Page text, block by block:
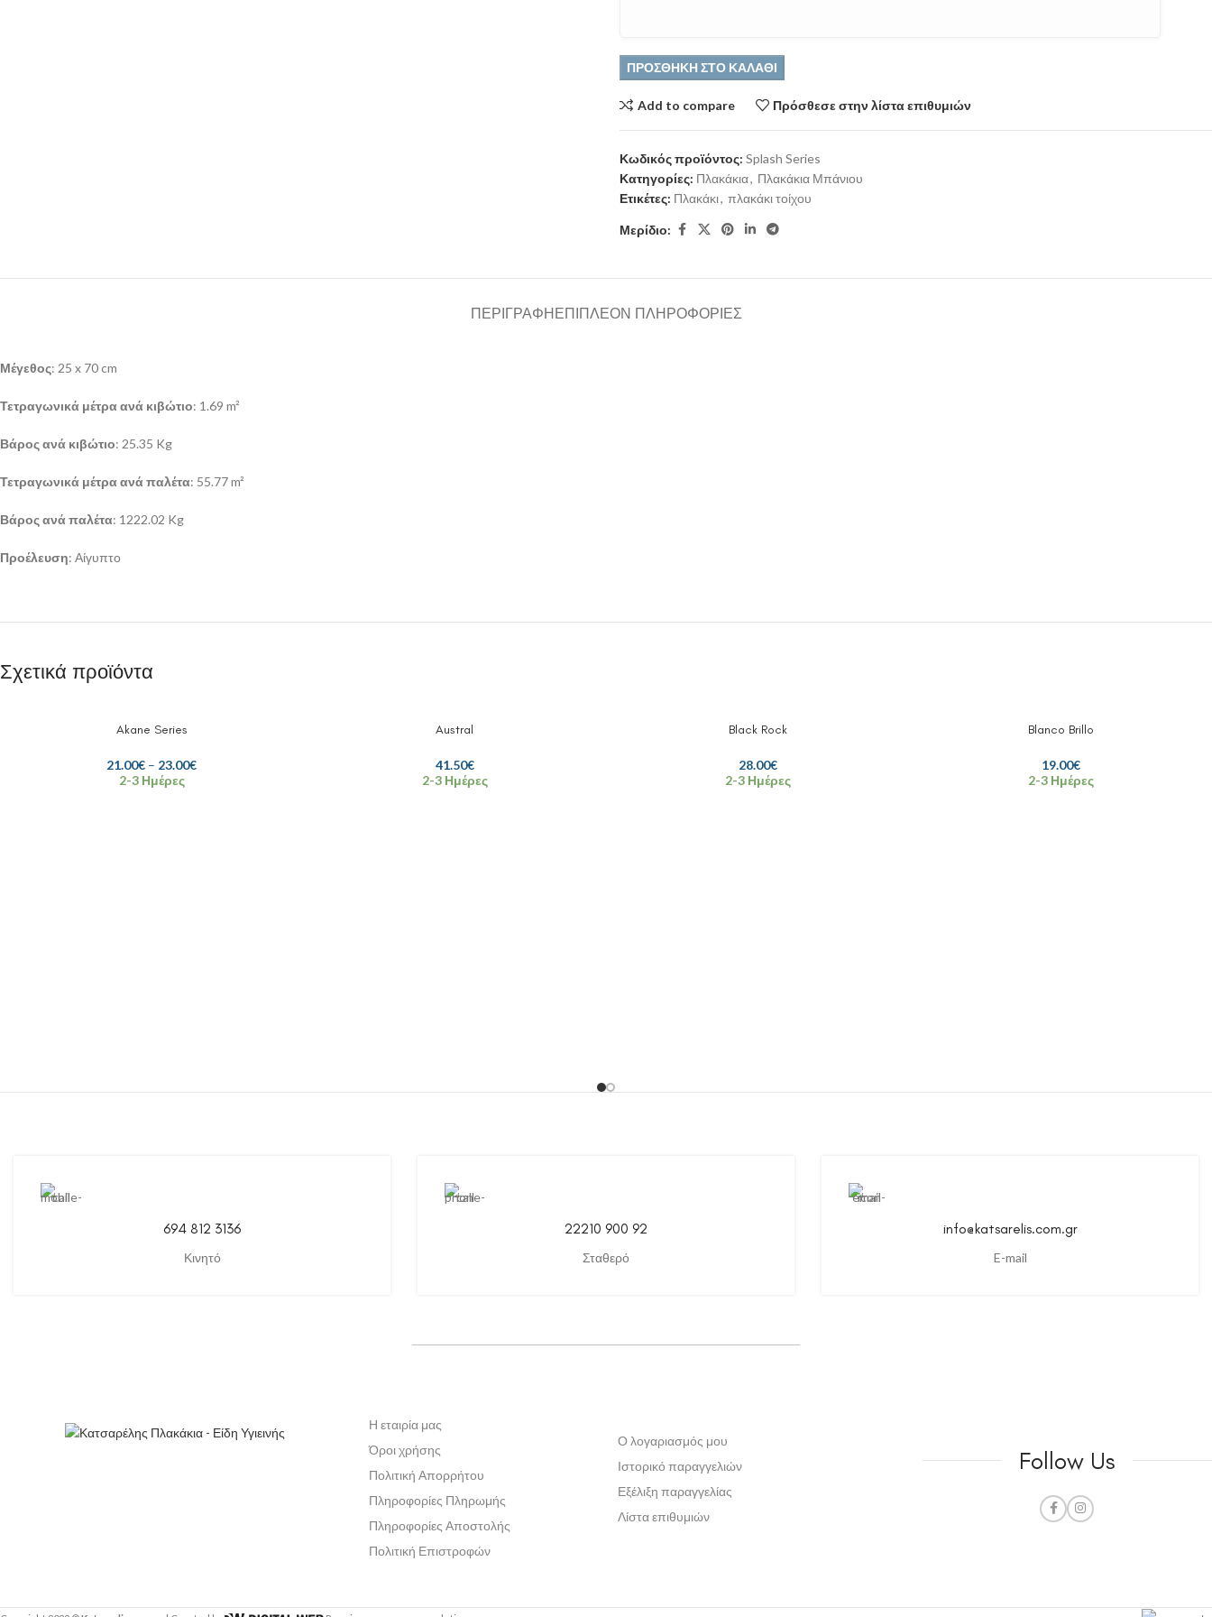
ΠΡΟΣΘΉΚΗ ΣΤΟ ΚΑΛΆΘΙ
Add to compare Πρόσθεσε στην λίστα επιθυμιών
Κωδικός προϊόντος: Splash Series
Κατηγορίες: Πλακάκια, Πλακάκια Μπάνιου
Ετικέτες: Πλακάκι, πλακάκι τοίχου
Μερίδιο:
ΠΕΡΙΓΡΑΦΉ ΕΠΙΠΛΈΟΝ ΠΛΗΡΟΦΟΡΊΕΣ
Μέγεθος: 25 x 70 cm
Τετραγωνικά μέτρα ανά κιβώτιο: 1.69 m²
Βάρος ανά κιβώτιο: 25.35 Kg
Τετραγωνικά μέτρα ανά παλέτα: 55.77 m²
Βάρος ανά παλέτα: 1222.02 Kg
Προέλευση: Αίγυπτο
Σχετικά προϊόντα
Akane Series
21.00€ – 23.00€
2-3 Ημέρες
Austral
41.50€
2-3 Ημέρες
Black Rock
28.00€
2-3 Ημέρες
Blanco Brillo
19.00€
2-3 Ημέρες
694 812 3136
Κινητό
22210 900 92
Σταθερό
info@katsarelis.com.gr
E-mail
Η εταιρία μας
Όροι χρήσης
Πολιτική Απορρήτου
Πληροφορίες Πληρωμής
Πληροφορίες Αποστολής
Πολιτική Επιστροφών
Ο λογαριασμός μου
Ιστορικό παραγγελιών
Εξέλιξη παραγγελίας
Λίστα επιθυμιών
Follow Us